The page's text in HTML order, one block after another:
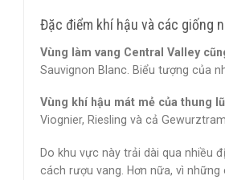
Đặc điểm khí hậu và các giống
Vùng làm vang Central Valley
Sauvignon Blanc. Biểu tượng của
Vùng khí hậu mát mẻ của thung
Viognier, Riesling và cả
Do khu vực này trải dài qua nhiều
cách rượu vang. Hơn nữa, vì